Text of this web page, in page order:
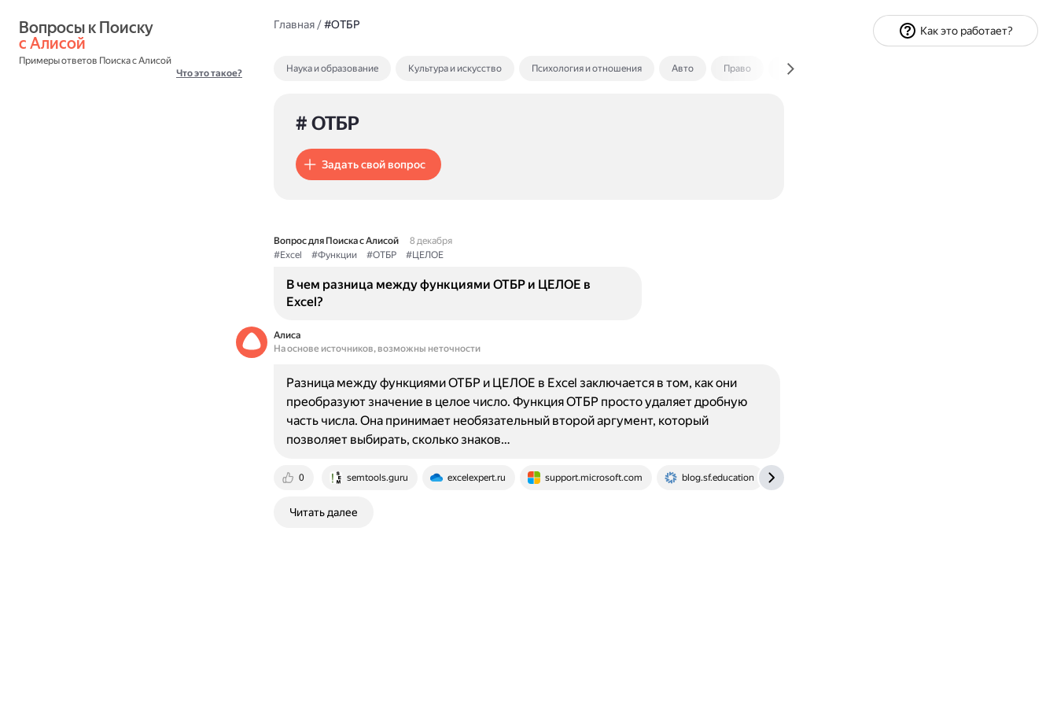
с Алисой
Примеры ответов Поиска с Алисой
Что это такое?
Главная/#ОТБР
Наука и образование Культура и искусство Психология и отношения Авто Право Экономика и финансы
# ОТБР
Задать свой вопрос
Вопрос для Поиска с Алисой
8 декабря
#Excel
#Функции #ОТБР #ЦЕЛОЕ
В чем разница между функциями ОТБР и ЦЕЛОЕ в
Excel?
Алиса
На основе источников, возможны неточности
0 semtools.guru excelexpert.ru support.microsoft.com blog.sf.education
Разница между функциями ОТБР и ЦЕЛОЕ в Excel заключается в том, как они
преобразуют значение в целое число. Функция ОТБР просто удаляет дробную
часть числа. Она принимает необязательный второй аргумент, который
позволяет выбирать, сколько знаков…
Читать далее
Как это работает?